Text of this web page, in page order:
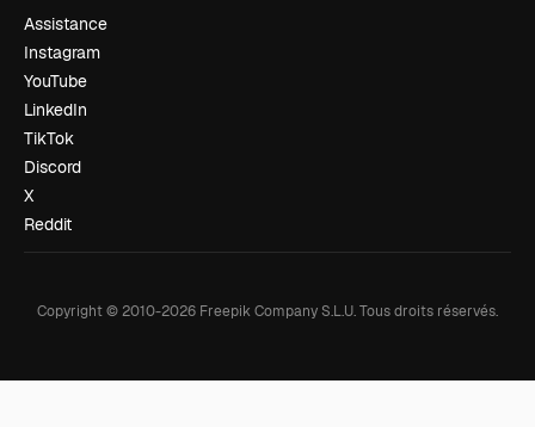
Assistance
Instagram
YouTube
LinkedIn
TikTok
Discord
X
Reddit
Copyright © 2010-2026 Freepik Company S.L.U.Tous droits réservés.